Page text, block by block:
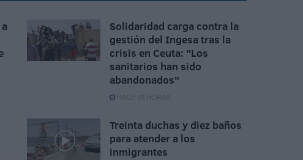
Solidaridad carga contra la
gestión del Ingesa tras la
crisis en Ceuta: "Los
sanitarios han sido
abandonados"
HACE 20 HORAS
Treinta duchas y diez baños
para atender a los
inmigrantes